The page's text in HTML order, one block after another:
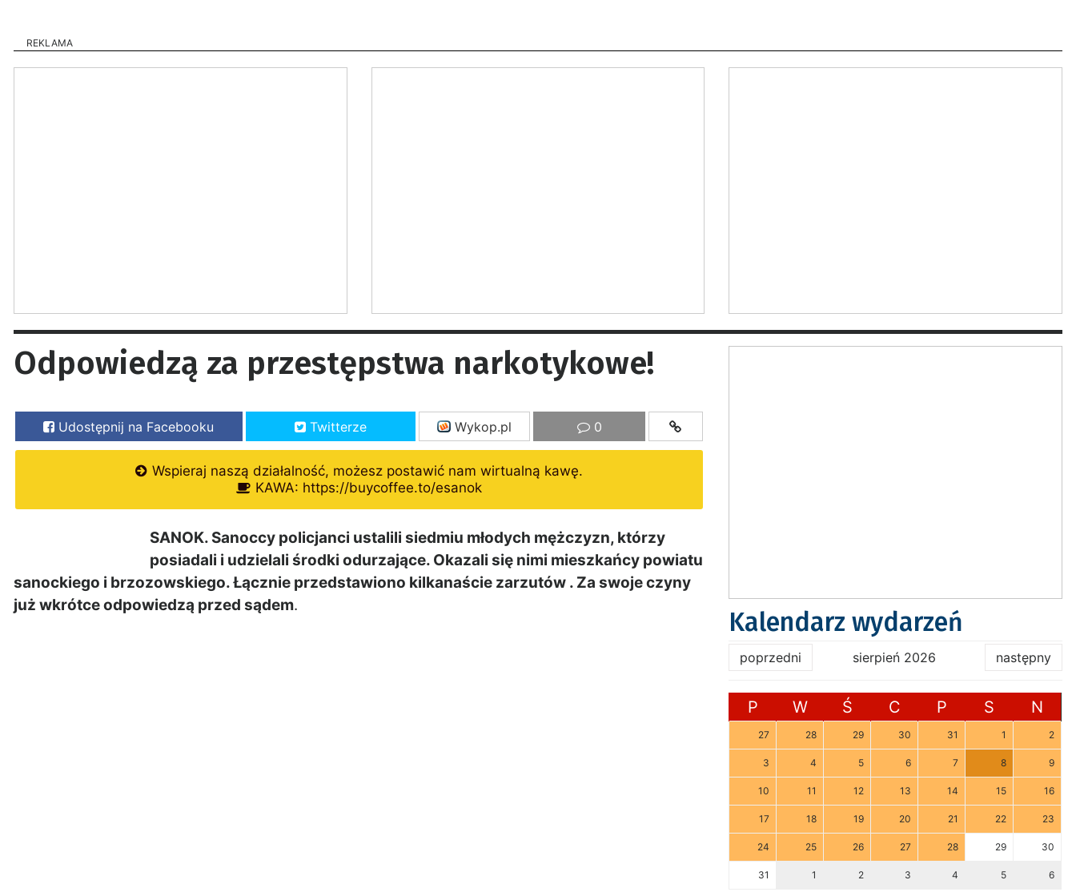
REKLAMA
Odpowiedzą za przestępstwa narkotykowe!
Udostępnij na Facebooku Twitterze Wykop.pl 0
Wspieraj naszą działalność, możesz postawić nam wirtualną kawę.
KAWA: https://buycoffee.to/esanok
SANOK. Sanoccy policjanci ustalili siedmiu młodych mężczyzn, którzy
posiadali i udzielali środki odurzające. Okazali się nimi mieszkańcy powiatu
sanockiego i brzozowskiego. Łącznie przedstawiono kilkanaście zarzutów . Za swoje czyny
już wkrótce odpowiedzą przed sądem.
Kalendarz wydarzeń
poprzedni sierpień 2026 następny
P W Ś C P S N
27 28 29 30 31 1 2
3 4 5 6 7 8 9
10 11 12 13 14 15 16
17 18 19 20 21 22 23
24 25 26 27 28 29 30
31 1 2 3 4 5 6